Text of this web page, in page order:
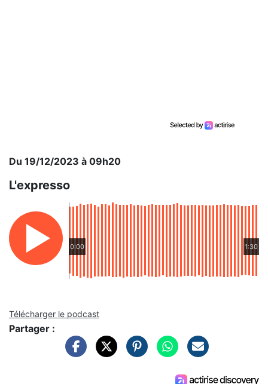
Du 19/12/2023 à 09h20
L'expresso
0:00 1:30
Télécharger le podcast
Partager :